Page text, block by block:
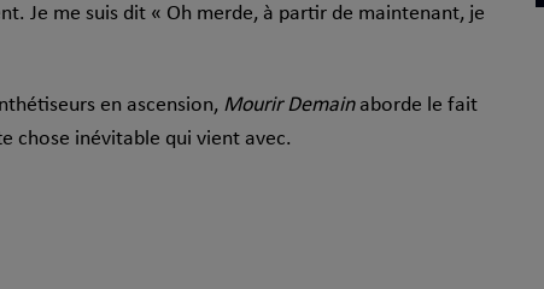
Je me suis dit « Oh merde, à partir de maintenant, je
en ascension, Mourir Demainaborde le fait
chose inévitable qui vient avec.